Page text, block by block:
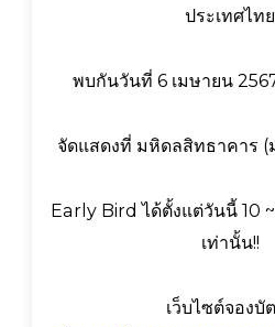
ประเทศไทย
พบกันวันที่ 6 เมษายน
จัดแสดงที่ มหิดลสิทธาคาร (
Early Bird ได้ตั้งแต่วันนี้ 10
เท่านั้น!!
เว็บไซต์จองบั